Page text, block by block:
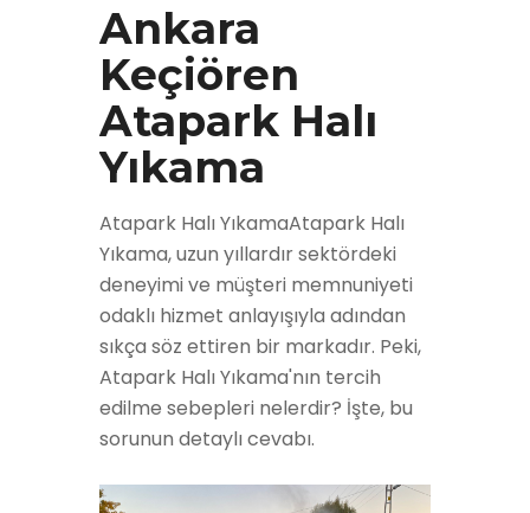
Ankara
Keçiören
Atapark Halı
Yıkama
Atapark Halı YıkamaAtapark Halı
Yıkama, uzun yıllardır sektördeki
deneyimi ve müşteri memnuniyeti
odaklı hizmet anlayışıyla adından
sıkça söz ettiren bir markadır. Peki,
Atapark Halı Yıkama'nın tercih
edilme sebepleri nelerdir? İşte, bu
sorunun detaylı cevabı.